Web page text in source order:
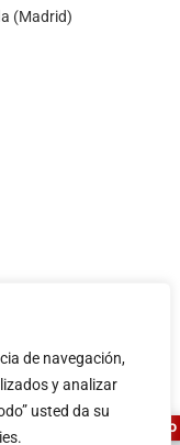
de navegación,
y analizar
usted da su
(Madrid)
ASESOR FERRETERO